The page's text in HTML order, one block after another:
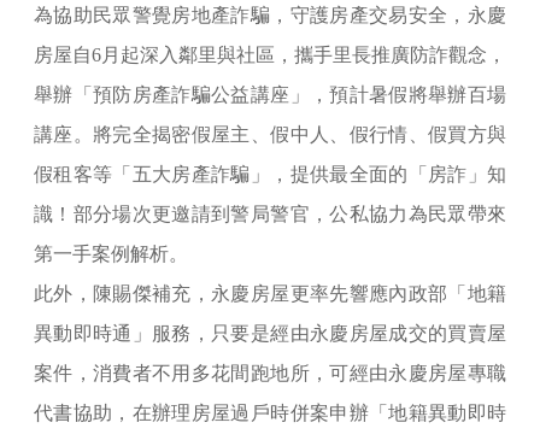
為協助民眾警覺房地產詐騙，守護房產交易安全，永慶
房屋自6月起深入鄰里與社區，攜手里長推廣防詐觀念，
舉辦「預防房產詐騙公益講座」，預計暑假將舉辦百場
講座。將完全揭密假屋主、假中人、假行情、假買方與
假租客等「五大房產詐騙」，提供最全面的「房詐」知
識！部分場次更邀請到警局警官，公私協力為民眾帶來
第一手案例解析。
此外，陳賜傑補充，永慶房屋更率先響應內政部「地籍
異動即時通」服務，只要是經由永慶房屋成交的買賣屋
案件，消費者不用多花間跑地所，可經由永慶房屋專職
代書協助，在辦理房屋過戶時併案申辦「地籍異動即時